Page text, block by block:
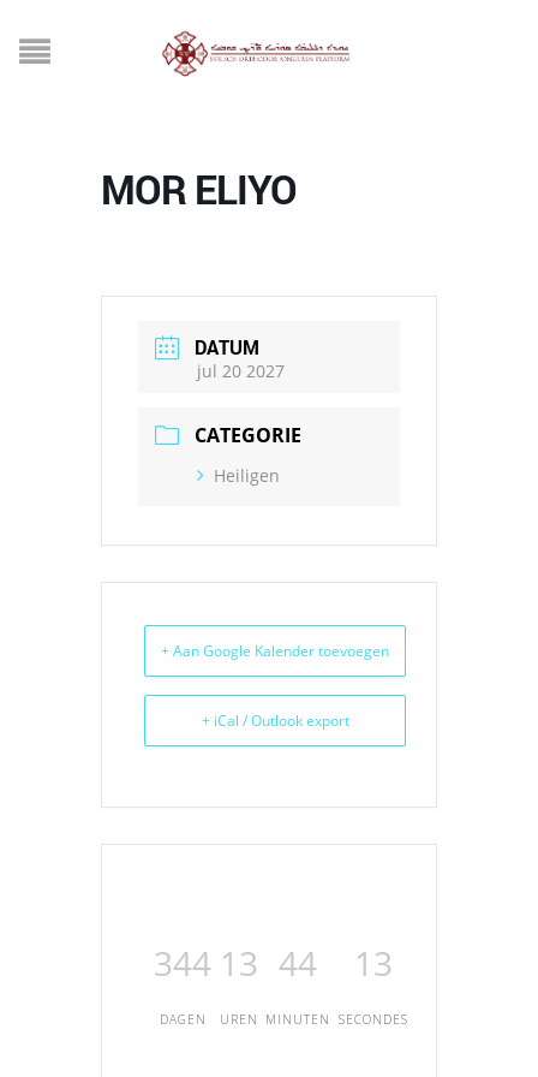
MOR ELIYO
DATUM
jul 20 2027
CATEGORIE
Heiligen
+ Aan Google Kalender toevoegen
+ iCal / Outlook export
344
DAGEN
13
UREN
44
MINUTEN
13
SECONDES